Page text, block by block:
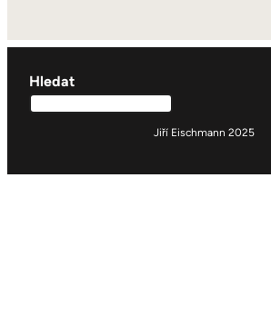
Hledat
Jiří Eischmann 2025